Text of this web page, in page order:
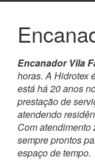
Encanador Vila
horas. A Hidrotex
está há 20 anos
prestação de
atendendo
Com
sempre prontos
espaço de tempo.